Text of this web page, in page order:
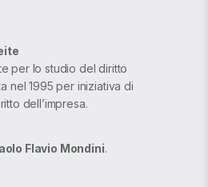
per lo studio del diritto
nel 1995 per iniziativa di
dell’impresa.
Flavio Mondini.